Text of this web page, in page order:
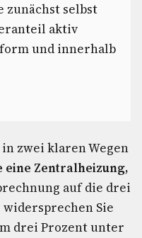
zunächst selbst
aktiv
und innerhalb
zwei klaren Wegen
eine Zentralheizung,
auf die drei
Sie
drei Prozent unter